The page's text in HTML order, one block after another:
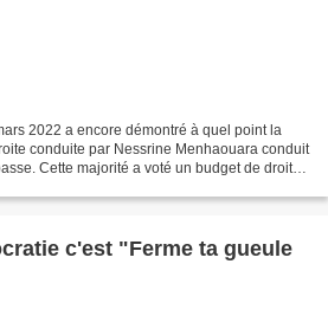
2022 a encore démontré à quel point la
conduite par Nessrine Menhaouara conduit
Cette majorité a voté un budget de droite
c'est "Ferme ta gueule